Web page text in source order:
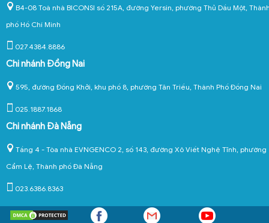
B4-08 Toà nhà BICONSI số 215A, đường Yersin, phường Thủ Dầu Một,
phố Hồ Chí Minh
027.4384.8886
Chi nhánh Đồng Nai
595, đường Đồng Khởi, khu phố 8, phường Tân Triều, Thành Phố Đồng Nai
025.1887.1868
Chi nhánh Đà Nẵng
Tầng 4 - Tòa nhà EVNGENCO 2, số 143, đường Xô Viết Nghệ Tĩnh, phường
Cẩm Lệ, Thành phố Đà Nẵng
023.6386.8363